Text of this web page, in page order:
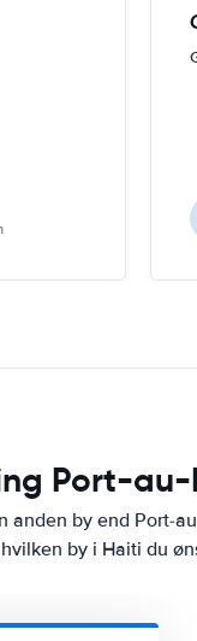
Port-au-
anden by end Port-
by i Haiti du